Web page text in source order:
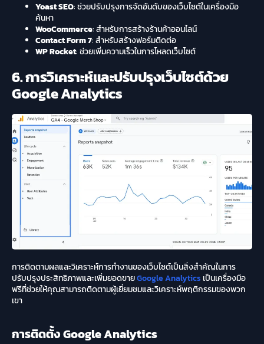
Yoast SEO: ช่วยปรับปรุงการจัดอันดับของเว็บไซต์ในเครื่องมือ
ค้นหา
WooCommerce: สำหรับการสร้างร้านค้าออนไลน์
Contact Form 7: สำหรับสร้างฟอร์มติดต่อ
WP Rocket: ช่วยเพิ่มความเร็วในการโหลดเว็บไซต์
6. การวิเคราะห์และปรับปรุงเว็บไซต์ด้วย
Google Analytics
การติดตามผลและวิเคราะห์การทำงานของเว็บไซต์เป็นสิ่งสำคัญในการ
ปรับปรุงประสิทธิภาพและเพิ่มยอดขายGoogle Analytics เป็นเครื่องมือ
ฟรีที่ช่วยให้คุณสามารถติดตามผู้เยี่ยมชมและวิเคราะห์พฤติกรรมของพวก
เขา
การติดตั้ง Google Analytics